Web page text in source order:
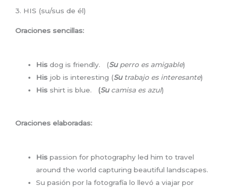
3. HIS (su/sus de él)
Oraciones sencillas:
His dog is friendly. (Superro es amigable)
His job is interesting (Sutrabajo es interesante)
His shirt is blue. (Sucamisa es azul)
Oraciones elaboradas:
His passion for photography led him to travel
around the world capturing beautiful landscapes.
Su pasión por la fotografía lo llevó a viajar por